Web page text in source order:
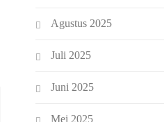
Agustus 2025
Juli 2025
Juni 2025
Mei 2025